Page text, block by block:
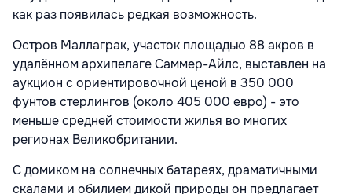
как раз появилась редкая возможность.
Остров Маллаграк, участок площадью 88 акров в
удалённом архипелаге Саммер-Айлс, выставлен на
аукцион с ориентировочной ценой в 350 000
фунтов стерлингов (около 405 000 евро) - это
меньше средней стоимости жилья во многих
регионах Великобритании.
С домиком на солнечных батареях, драматичными
скалами и обилием дикой природы он предлагает